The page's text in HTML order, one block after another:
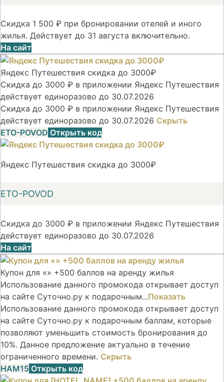
Скидка 1 500 ₽ при бронировании отелей и иного
жилья. Действует до 31 августа включительно.
На сайт
Яндекс Путешествия скидка до 3000₽
Скидка до 3000 ₽ в приложении Яндекс Путешествия
действует единоразово до 30.07.2026
Скидка до 3000 ₽ в приложении Яндекс Путешествия
действует единоразово до 30.07.2026 Скрыть
ETO-POVOD Открыть код
Яндекс Путешествия скидка до 3000₽
ETO-POVOD
Скидка до 3000 ₽ в приложении Яндекс Путешествия
действует единоразово до 30.07.2026
На сайт
Купон для «» +500 баллов на аренду жилья
Использование данного промокода открывает доступ
на сайте Суточно.ру к подарочным...Показать
Использование данного промокода открывает доступ
на сайте Суточно.ру к подарочным баллам, которые
позволяют уменьшить стоимость бронирования до
10%. Данное предложение актуально в течение
ограниченного времени. Скрыть
НАМ15 Открыть код